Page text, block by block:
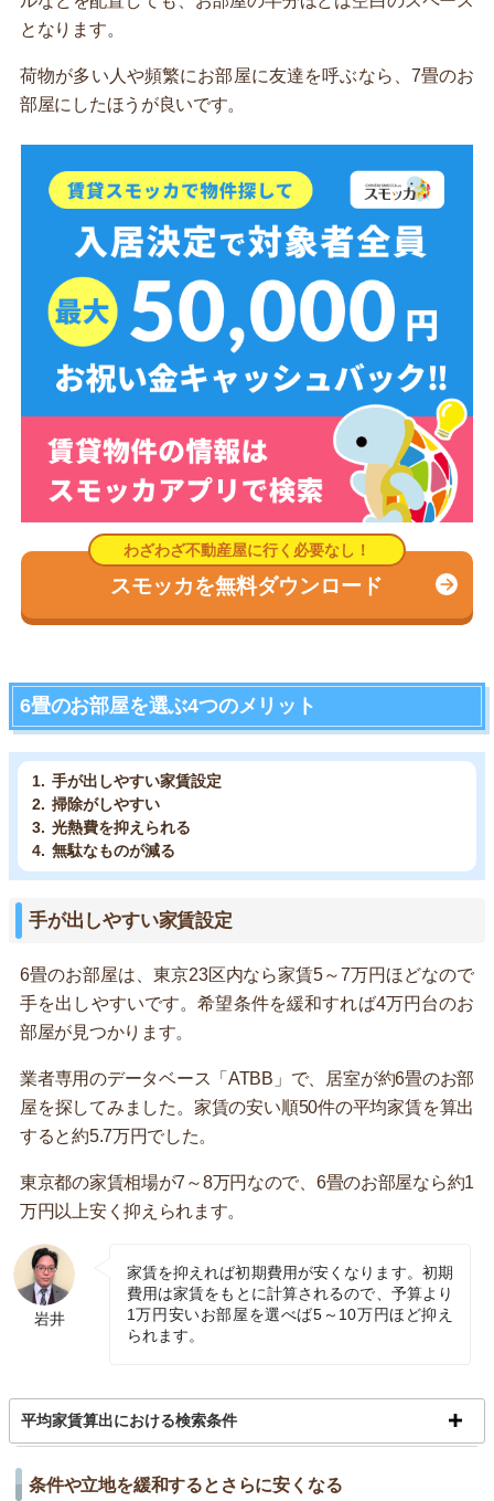
となります。
荷物が多い人や頻繁にお部屋に友達を呼ぶなら、7畳のお
部屋にしたほうが良いです。
スモッカを無料ダウンロード
6畳のお部屋を選ぶ4つのメリット
手が出しやすい家賃設定
掃除がしやすい
光熱費を抑えられる
無駄なものが減る
手が出しやすい家賃設定
6畳のお部屋は、東京23区内なら家賃5～7万円ほどなので
手を出しやすいです。希望条件を緩和すれば4万円台のお
部屋が見つかります。
業者専用のデータベース「ATBB」で、居室が約6畳のお部
屋を探してみました。家賃の安い順50件の平均家賃を算出
すると約5.7万円でした。
東京都の家賃相場が7～8万円なので、6畳のお部屋なら約1
万円以上安く抑えられます。
岩井
家賃を抑えれば初期費用が安くなります。初期
費用は家賃をもとに計算されるので、予算より
1万円安いお部屋を選べば5～10万円ほど抑え
られます。
平均家賃算出における検索条件
条件や立地を緩和するとさらに安くなる